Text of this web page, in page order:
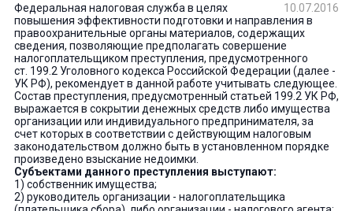
10.07.2016
Федеральная налоговая служба в целях
повышения эффективности подготовки и направления в
правоохранительные органы материалов, содержащих
сведения, позволяющие предполагать совершение
налогоплательщиком преступления, предусмотренного
ст. 199.2 Уголовного кодекса Российской Федерации (далее -
УК РФ), рекомендует в данной работе учитывать следующее.
Состав преступления, предусмотренный статьей 199.2 УК РФ,
выражается в сокрытии денежных средств либо имущества
организации или индивидуального предпринимателя, за
счет которых в соответствии с действующим налоговым
законодательством должно быть в установленном порядке
произведено взыскание недоимки.
Субъектами данного преступления выступают:
1) собственник имущества;
2) руководитель организации - налогоплательщика